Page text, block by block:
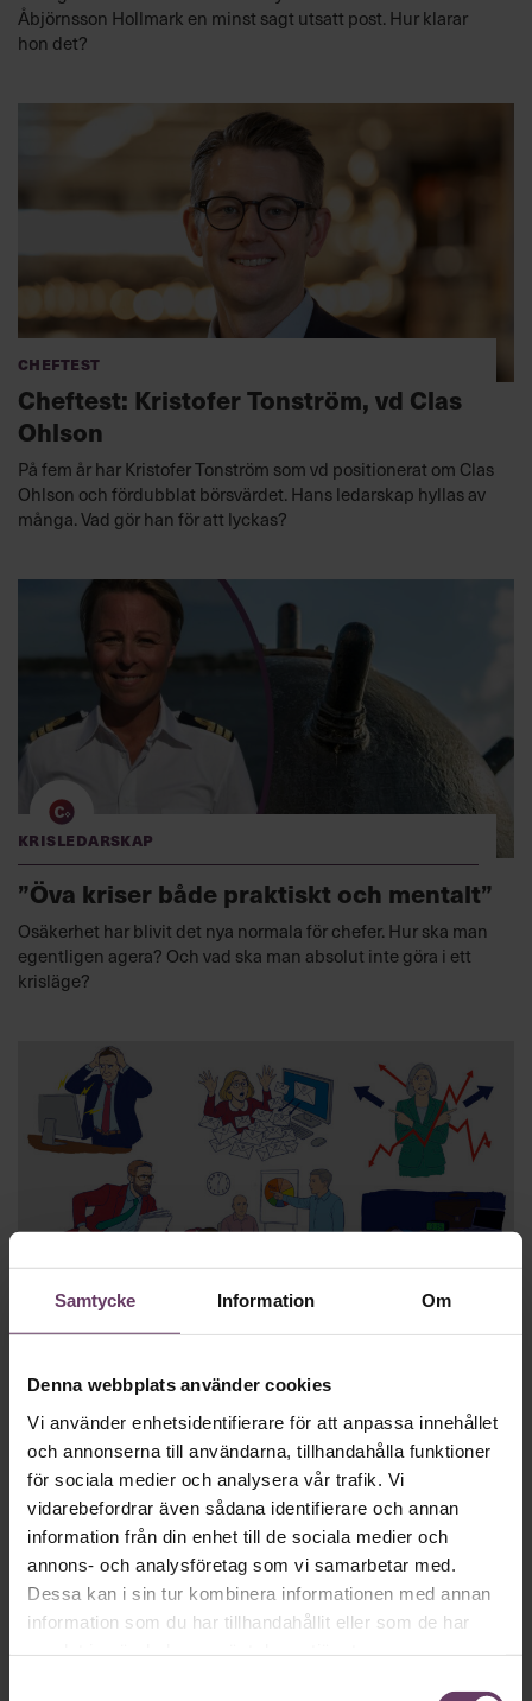
Samtycke Information Om
Denna webbplats använder cookies
Vi använder enhetsidentifierare för att anpassa innehållet
och annonserna till användarna, tillhandahålla funktioner
för sociala medier och analysera vår trafik. Vi
vidarebefordrar även sådana identifierare och annan
information från din enhet till de sociala medier och
annons- och analysföretag som vi samarbetar med.
Dessa kan i sin tur kombinera informationen med annan
information som du har tillhandahållit eller som de har
Åbjörnsson Hollmark en minst sagt utsatt post. Hur klarar
hon det?
Cheftest
Cheftest: Kristofer Tonström, vd Clas
Ohlson
På fem år har Kristofer Tonström som vd positionerat om Clas
Ohlson och fördubblat börsvärdet. Hans ledarskap hyllas av
många. Vad gör han för att lyckas?
Krisledarskap
”Öva kriser både praktiskt och mentalt”
Osäkerhet har blivit det nya normala för chefer. Hur ska man
egentligen agera? Och vad ska man absolut inte göra i ett
krisläge?
Självledarskap
Så överlever du chefsåret 2026
Tiderna är hårda och trycket är stort – särskilt på chefen.
Tack och lov då för Chefs överlevnadsguide, som gör ditt
chefsår 2026 lite lättare.